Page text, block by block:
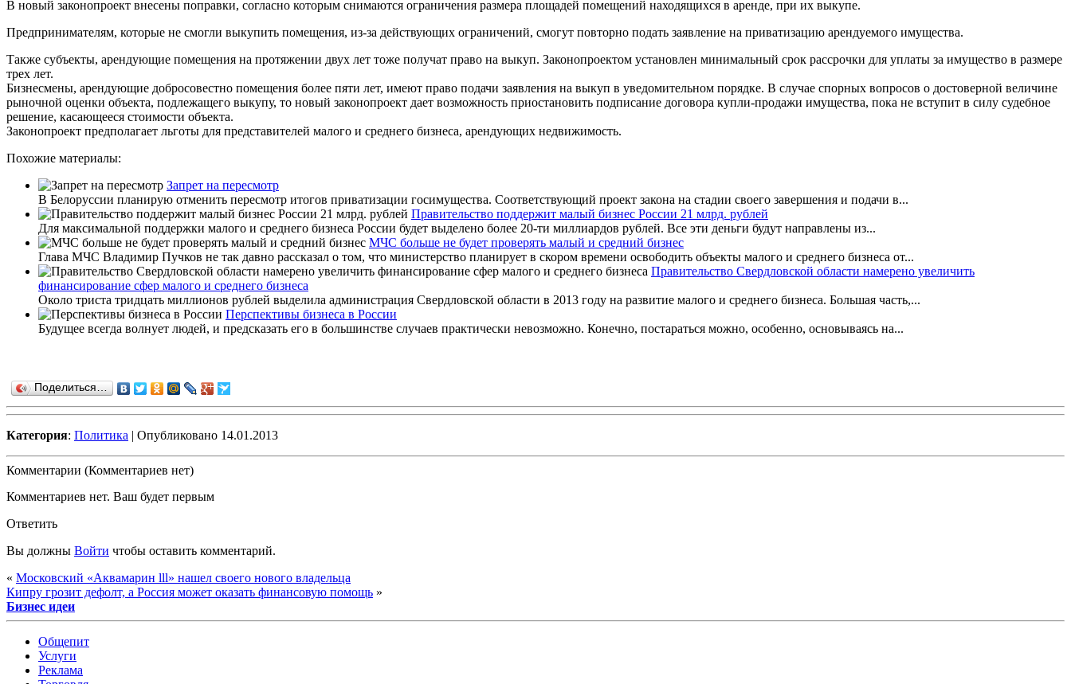
В новый законопроект внесены поправки, согласно которым снимаются ограничения размера площадей помещений находящихся в аренде, при их выкупе.
Предпринимателям, которые не смогли выкупить помещения, из-за действующих ограничений, смогут повторно подать заявление на приватизацию арендуемого имущества.
Также субъекты, арендующие помещения на протяжении двух лет тоже получат право на выкуп. Законопроектом установлен минимальный срок рассрочки для уплаты за имущество в размере
трех лет.
Бизнесмены, арендующие добросовестно помещения более пяти лет, имеют право подачи заявления на выкуп в уведомительном порядке. В случае спорных вопросов о достоверной величине
рыночной оценки объекта, подлежащего выкупу, то новый законопроект дает возможность приостановить подписание договора купли-продажи имущества, пока не вступит в силу судебное
решение, касающееся стоимости объекта.
Законопроект предполагает льготы для представителей малого и среднего бизнеса, арендующих недвижимость.
Похожие материалы:
Запрет на пересмотр
В Белоруссии планирую отменить пересмотр итогов приватизации госимущества. Соответствующий проект закона на стадии своего завершения и подачи в...
Правительство поддержит малый бизнес России 21 млрд. рублей
Для максимальной поддержки малого и среднего бизнеса России будет выделено более 20-ти миллиардов рублей. Все эти деньги будут направлены из...
МЧС больше не будет проверять малый и средний бизнес
Глава МЧС Владимир Пучков не так давно рассказал о том, что министерство планирует в скором времени освободить объекты малого и среднего бизнеса от...
Правительство Свердловской области намерено увеличить
финансирование сфер малого и среднего бизнеса
Около триста тридцать миллионов рублей выделила администрация Свердловской области в 2013 году на развитие малого и среднего бизнеса. Большая часть,...
Перспективы бизнеса в России
Будущее всегда волнует людей, и предсказать его в большинстве случаев практически невозможно. Конечно, постараться можно, особенно, основываясь на...
Поделиться…
Категория: Политика | Опубликовано 14.01.2013
Комментарии (Комментариев нет)
Комментариев нет. Ваш будет первым
Ответить
Вы должны Войти чтобы оставить комментарий.
« Московский «Аквамарин lll» нашел своего нового владельца
Кипру грозит дефолт, а Россия может оказать финансовую помощь »
Бизнес идеи
Общепит
Услуги
Реклама